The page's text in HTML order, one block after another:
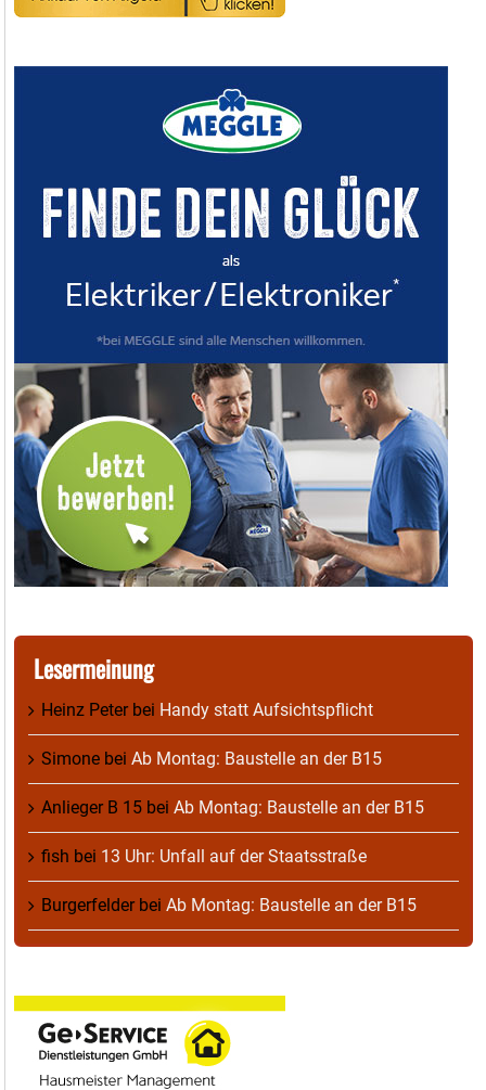
Lesermeinung
Heinz Peterbei Handy statt Aufsichtspflicht
Simone bei Ab Montag: Baustelle an der B15
Anlieger B 15 bei Ab Montag: Baustelle an der B15
fish bei 13 Uhr: Unfall auf der Staatsstraße
Burgerfelderbei Ab Montag: Baustelle an der B15